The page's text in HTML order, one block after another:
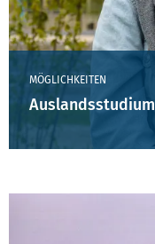
MÖGLICHKEITEN
Auslandsstudium